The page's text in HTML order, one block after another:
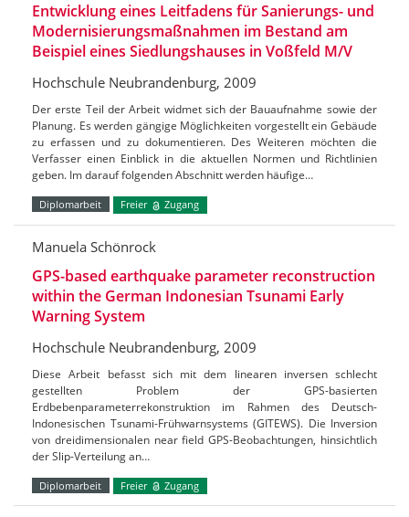
Entwicklung eines Leitfadens für Sanierungs- und
Modernisierungsmaßnahmen im Bestand am
Beispiel eines Siedlungshauses in Voßfeld M/V
Hochschule Neubrandenburg, 2009
Der erste Teil der Arbeit widmet sich der Bauaufnahme sowie der
Planung. Es werden gängige Möglichkeiten vorgestellt ein Gebäude
zu erfassen und zu dokumentieren. Des Weiteren möchten die
Verfasser einen Einblick in die aktuellen Normen und Richtlinien
geben. Im darauf folgenden Abschnitt werden häufige…
Diplomarbeit Freier Zugang
Manuela Schönrock
GPS-based earthquake parameter reconstruction
within the German Indonesian Tsunami Early
Warning System
Hochschule Neubrandenburg, 2009
Diese Arbeit befasst sich mit dem linearen inversen schlecht
gestellten Problem der GPS-basierten
Erdbebenparameterrekonstruktion im Rahmen des Deutsch-
Indonesischen Tsunami-Frühwarnsystems (GITEWS). Die Inversion
von dreidimensionalen near field GPS-Beobachtungen, hinsichtlich
der Slip-Verteilung an…
Diplomarbeit Freier Zugang